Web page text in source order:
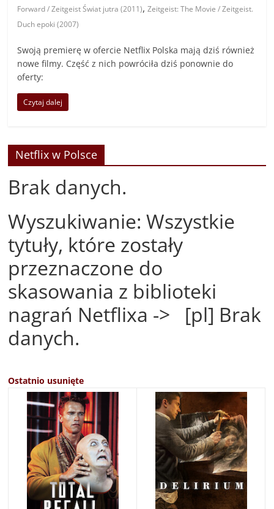
Forward / Zeitgeist Świat jutra (2011),Zeitgeist: The Movie / Zeitgeist.
Duch epoki (2007)
Swoją premierę w ofercie Netflix Polska mają dziś również
nowe filmy. Część z nich powróciła dziś ponownie do
oferty:
Czytaj dalej
Netflix w Polsce
Brak danych.
Wyszukiwanie: Wszystkie
tytuły, które zostały
przeznaczone do
skasowania z biblioteki
nagrań Netflixa -> [pl] Brak
danych.
Ostatnio usunięte